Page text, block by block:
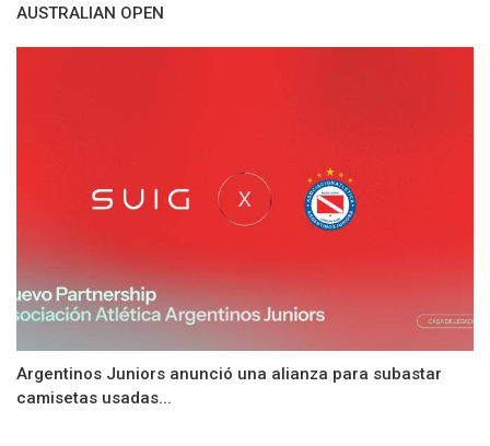
AUSTRALIAN OPEN
Argentinos Juniors anunció una alianza para subastar
camisetas usadas...